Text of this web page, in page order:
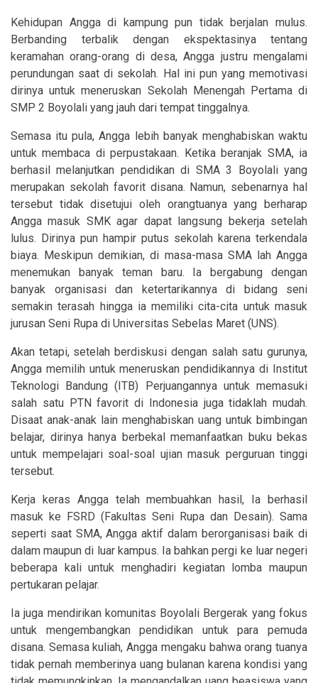
Kehidupan Angga di kampung pun tidak berjalan mulus.
Berbanding terbalik dengan ekspektasinya tentang
keramahan orang-orang di desa, Angga justru mengalami
perundungan saat di sekolah. Hal ini pun yang memotivasi
dirinya untuk meneruskan Sekolah Menengah Pertama di
SMP 2 Boyolali yang jauh dari tempat tinggalnya.
Semasa itu pula, Angga lebih banyak menghabiskan waktu
untuk membaca di perpustakaan. Ketika beranjak SMA, ia
berhasil melanjutkan pendidikan di SMA 3 Boyolali yang
merupakan sekolah favorit disana. Namun, sebenarnya hal
tersebut tidak disetujui oleh orangtuanya yang berharap
Angga masuk SMK agar dapat langsung bekerja setelah
lulus. Dirinya pun hampir putus sekolah karena terkendala
biaya. Meskipun demikian, di masa-masa SMA lah Angga
menemukan banyak teman baru. Ia bergabung dengan
banyak organisasi dan ketertarikannya di bidang seni
semakin terasah hingga ia memiliki cita-cita untuk masuk
jurusan Seni Rupa di Universitas Sebelas Maret (UNS).
Akan tetapi, setelah berdiskusi dengan salah satu gurunya,
Angga memilih untuk meneruskan pendidikannya di Institut
Teknologi Bandung (ITB) Perjuangannya untuk memasuki
salah satu PTN favorit di Indonesia juga tidaklah mudah.
Disaat anak-anak lain menghabiskan uang untuk bimbingan
belajar, dirinya hanya berbekal memanfaatkan buku bekas
untuk mempelajari soal-soal ujian masuk perguruan tinggi
tersebut.
Kerja keras Angga telah membuahkan hasil, Ia berhasil
masuk ke FSRD (Fakultas Seni Rupa dan Desain). Sama
seperti saat SMA, Angga aktif dalam berorganisasi baik di
dalam maupun di luar kampus. Ia bahkan pergi ke luar negeri
beberapa kali untuk menghadiri kegiatan lomba maupun
pertukaran pelajar.
Ia juga mendirikan komunitas Boyolali Bergerak yang fokus
untuk mengembangkan pendidikan untuk para pemuda
disana. Semasa kuliah, Angga mengaku bahwa orang tuanya
tidak pernah memberinya uang bulanan karena kondisi yang